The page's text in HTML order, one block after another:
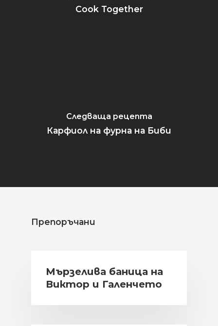
Cook Together
Следваща рецепта
Карфиол на фурна на Биби
Препоръчани
Мързелива баница на
Виктор и Галенчето